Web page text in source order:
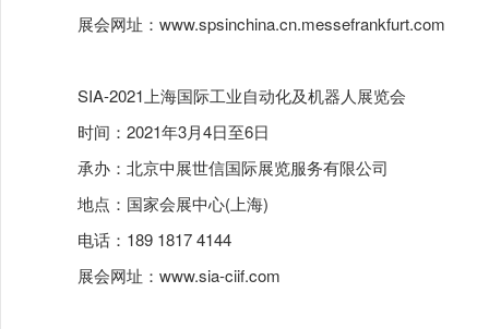
展会网址： www.spsinchina.cn.messefrankfurt.com
SIA-2021上海国际工业自动化及机器人展览会
时间：2021年3月4日至6日
承办：北京中展世信国际展览服务有限公司
地点：国家会展中心(上海)
电话：189 1817 4144
展会网址： www.sia-ciif.com